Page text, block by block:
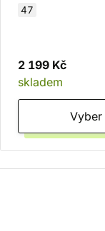
47
2 199 Kč
skladem